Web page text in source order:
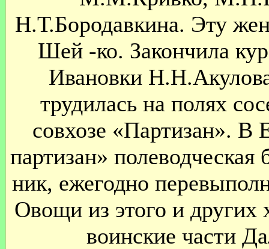
Н.Т.Бородавкина. Эту
Шей -ко. Закончила
Ивановки
трудилась на полях
совхозе «Партизан». В
партизан»
ник, ежегодно
Овощи из этого и других
воинские части